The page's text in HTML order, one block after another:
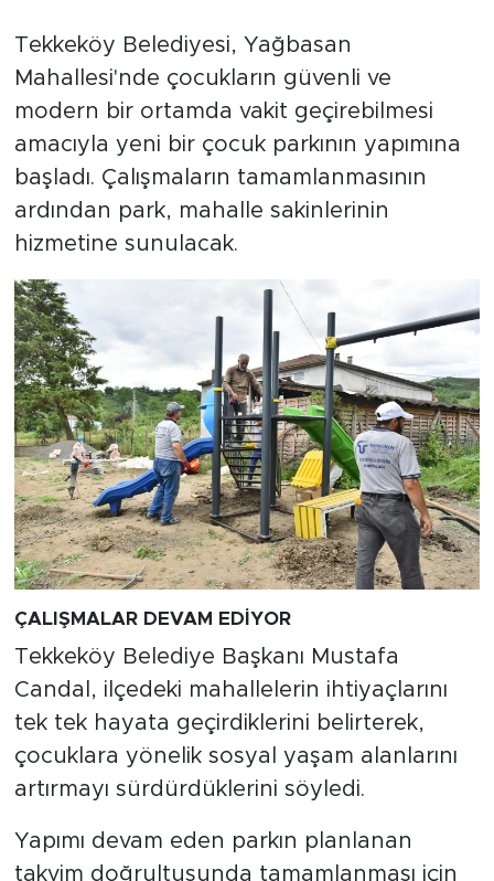
Tekkeköy Belediyesi, Yağbasan
Mahallesi'nde çocukların güvenli ve
modern bir ortamda vakit geçirebilmesi
amacıyla yeni bir çocuk parkının yapımına
başladı. Çalışmaların tamamlanmasının
ardından park, mahalle sakinlerinin
hizmetine sunulacak.
ÇALIŞMALAR DEVAM EDİYOR
Tekkeköy Belediye Başkanı Mustafa
Candal, ilçedeki mahallelerin ihtiyaçlarını
tek tek hayata geçirdiklerini belirterek,
çocuklara yönelik sosyal yaşam alanlarını
artırmayı sürdürdüklerini söyledi.
Yapımı devam eden parkın planlanan
takvim doğrultusunda tamamlanması için